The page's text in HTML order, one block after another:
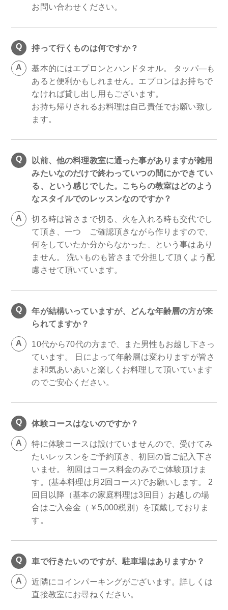
お問い合わせください。
持って行くものは何ですか？
基本的にはエプロンとハンドタオル。 タッパ―も
あると便利かもしれません。エプロンはお持ちで
なければ貸し出し用もございます。
お持ち帰りされるお料理は自己責任でお願い致し
ます。
以前、他の料理教室に通った事がありますが雑用
みたいなのだけで終わっていつの間にかできてい
る、という感じでした。こちらの教室はどのよう
なスタイルでのレッスンなのですか？
切る時は皆さまで切る、火を入れる時も交代でし
て頂き、一つゝご確認頂きながら作りますので、
何をしていたか分からなかった、という事はあり
ません。 洗いものも皆さまで分担して頂くよう配
慮させて頂いています。
年が結構いっていますが、どんな年齢層の方が来
られてますか？
10代から70代の方まで、また男性もお越し下さっ
ています。 日によって年齢層は変わりますが皆さ
ま和気あいあいと楽しくお料理して頂いています
のでご安心ください。
体験コースはないのですか？
特に体験コースは設けていませんので、受けてみ
たいレッスンをご予約頂き、初回の旨ご記入下さ
いませ。 初回はコース料金のみでご体験頂けま
す。(基本料理は月2回コース)でお願いします。 2
回目以降（基本の家庭料理は3回目）お越しの場
合はご入会金（￥5,000税別）を頂戴しておりま
す。
車で行きたいのですが、駐車場はありますか？
近隣にコインパーキングがございます。詳しくは
直接教室にお尋ねください。